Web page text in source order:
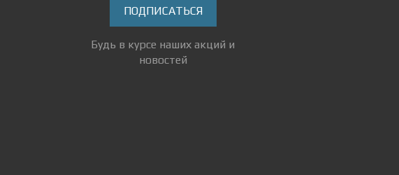
ПОДПИСАТЬСЯ
Будь в курсе наших акций и
новостей